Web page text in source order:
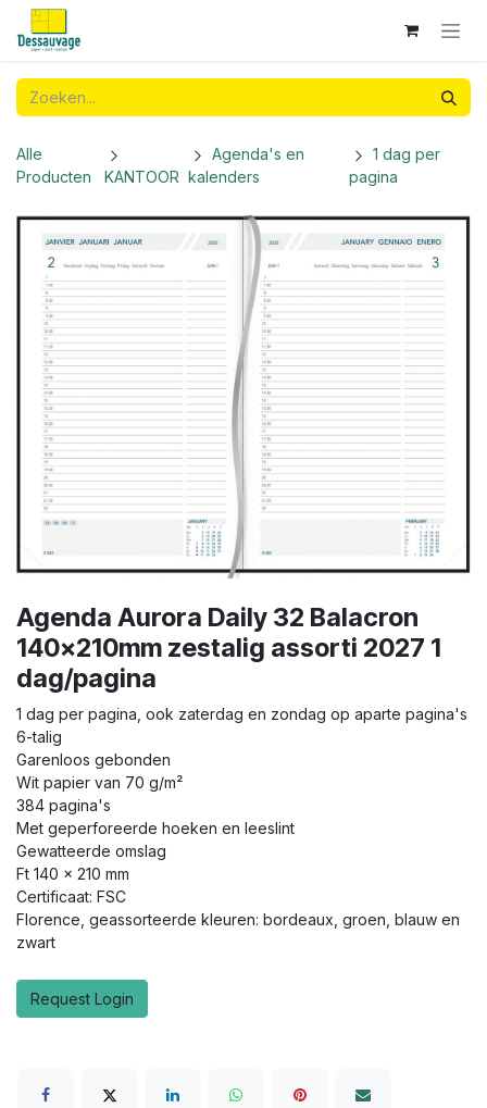
Overslaan naar inhoud
Alle
Producten
KANTOOR
Agenda's en
kalenders
1 dag per
pagina
Agenda Aurora Daily 32 Balacron
140x210mm zestalig assorti 2027 1
dag/pagina
1 dag per pagina, ook zaterdag en zondag op aparte pagina's
6-talig
Garenloos gebonden
Wit papier van 70 g/m²
384 pagina's
Met geperforeerde hoeken en leeslint
Gewatteerde omslag
Ft 140 x 210 mm
Certificaat: FSC
Florence, geassorteerde kleuren: bordeaux, groen, blauw en
zwart
Request Login